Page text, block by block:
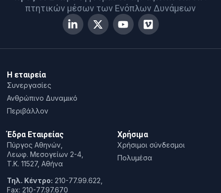
πτητικών μέσων των Ενόπλων Δυνάμεων
Έδρα Εταιρείας
Πύργος Αθηνών,
Λεωφ. Μεσογείων 2-4,
T.K. 11527, Αθήνα
Τηλ. Κέντρο: 210-77.99.622,
Fax: 210-77.97.670
Η εταιρεία
Συνεργασίες
Ανθρώπινο Δυναμικό
Περιβάλλον
Χρήσιμα
Χρήσιμοι σύνδεσμοι
Πολυμέσα